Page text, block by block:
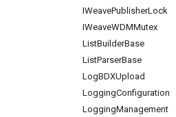
IWeavePublisherLock
IWeaveWDMMutex
ListBuilderBase
ListParserBase
LogBDXUpload
LoggingConfiguration
LoggingManagement